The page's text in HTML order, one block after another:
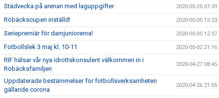
Städvecka på arenan med laguppgifter 2020-05-25 07:39
Röbäckscupen inställd! 2020-05-05 15:23
Seriepremiär för damjuniorerna! 2020-05-05 12:37
Fotbollslek 3 maj kl. 10-11 2020-05-02 21:16
RIF hälsar vår nya idrottskonsulent välkommen in i
Röbäcksfamiljen
2020-04-27 08:45
Uppdaterade bestämmelser för fotbollsverksamheten
gällande corona
2020-04-26 21:05